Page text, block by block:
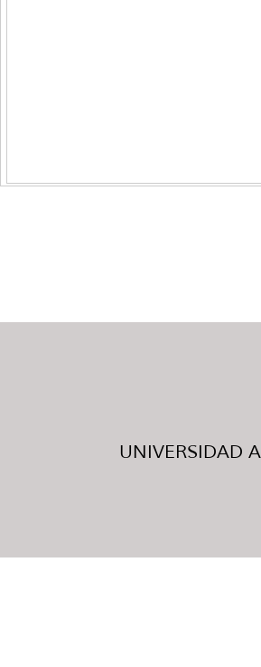
UNIVERSIDAD